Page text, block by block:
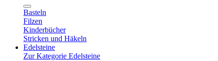
Basteln
Filzen
Kinderbücher
Stricken und Häkeln
Edelsteine
Zur Kategorie Edelsteine